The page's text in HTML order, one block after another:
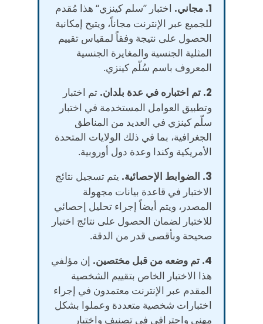
1. مجاني.
اختبار ”سلم كينزي“ هذا مُقدم
للجميع عبر الإنترنت مجاناً، ويتيح إمكانية
الحصول على نتيجة وفقاً لمقياس تقييم
المثلية الجنسية والمغايرة الجنسية
المعروف باسم سُلّم كينزي.
2. تم اختباره في عدة بلدان.
تم اختبار
وتطبيق العوامل المستخدمة في اختبار
سلّم كينزي في العديد من المناطق
الجغرافية، بما في ذلك الولايات المتحدة
الأمريكية وكندا وعدة دول أوروبية.
3. الضوابط الإحصائية.
يتم تسجيل نتائج
الاختبار في قاعدة بيانات مجهولة
المصدر، ويتم أيضاً إجراء تحليل إحصائي
للاختبار لضمان الحصول على نتائج اختبار
صحيحة وبأقصى قدر من الدقة.
4. تم وضعه من قبل مختصين.
إن مؤلفي
هذا الاختبار الخاص بتقييم الشخصية
المقدم عبر الإنترنت معتمدون في إجراء
اختبارات شخصية متعددة وعملوا بشكل
مهني واحترافي في تصنيف واختبار